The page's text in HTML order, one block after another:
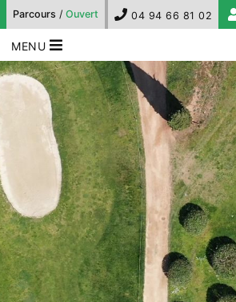
Parcours / Ouvert 04 94 66 81 02
MENU